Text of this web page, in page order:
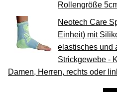
Rollengröße
Neotech Care
Einheit) mit
elastisches und
Strickgewebe -
Damen, Herren, rechts oder